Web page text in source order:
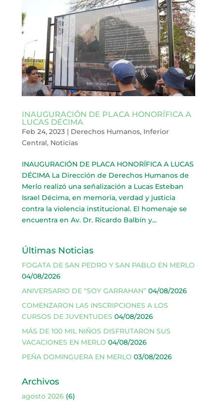
INAUGURACIÓN DE PLACA HONORÍFICA A
LUCAS DÉCIMA
Feb 24, 2023| Derechos Humanos, Inferior
Central, Noticias
INAUGURACIÓN DE PLACA HONORÍFICA A LUCAS
DÉCIMA La Dirección de Derechos Humanos de
Merlo realizó una señalización a Lucas Esteban
Israel Décima, en memoria, verdad y justicia
contra la violencia institucional. El homenaje se
encuentra en Av. Dr. Ricardo Balbín y...
Últimas Noticias
FOGATA DE SAN PEDRO Y SAN PABLO EN MERLO
04/08/2026
ANIVERSARIO DE “SOY GARRAHAN” 04/08/2026
COMENZARON LAS INSCRIPCIONES A LOS
CURSOS DE JUVENTUDES 04/08/2026
MÁS DE 100 MIL NIÑOS DISFRUTARON SUS
VACACIONES EN MERLO 04/08/2026
PEÑA DOMINGUERA EN MERLO 03/08/2026
Archivos
agosto 2026(6)